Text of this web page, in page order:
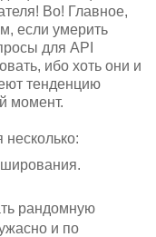
Во! Главное,
если умерить
для API
ибо хоть они и
тенденцию
момент.
рандомную
и по